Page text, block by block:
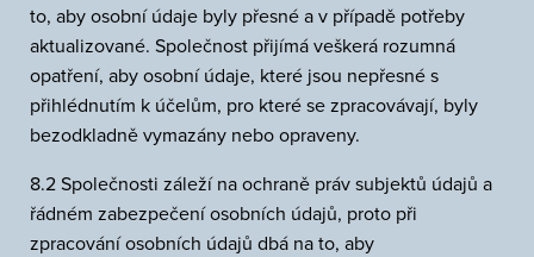
to, aby osobní údaje byly přesné a v případě potřeby
aktualizované. Společnost přijímá veškerá rozumná
opatření, aby osobní údaje, které jsou nepřesné s
přihlédnutím k účelům, pro které se zpracovávají, byly
bezodkladně vymazány nebo opraveny.
8.2 Společnosti záleží na ochraně práv subjektů údajů a
řádném zabezpečení osobních údajů, proto při
zpracování osobních údajů dbá na to, aby